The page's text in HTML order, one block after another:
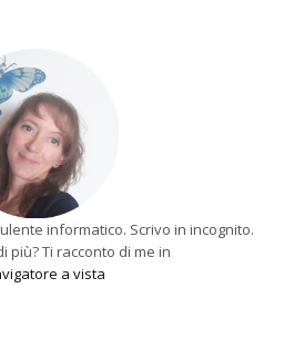
informatico. Scrivo in incognito.
più? Ti racconto di me in
a vista